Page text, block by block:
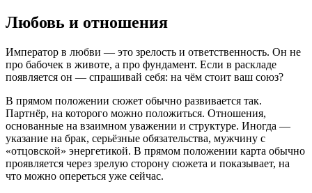
Любовь и отношения
Император в любви — это зрелость и ответственность. Он не
про бабочек в животе, а про фундамент. Если в раскладе
появляется он — спрашивай себя: на чём стоит ваш союз?
В прямом положении сюжет обычно развивается так.
Партнёр, на которого можно положиться. Отношения,
основанные на взаимном уважении и структуре. Иногда —
указание на брак, серьёзные обязательства, мужчину с
«отцовской» энергетикой. В прямом положении карта обычно
проявляется через зрелую сторону сюжета и показывает, на
что можно опереться уже сейчас.